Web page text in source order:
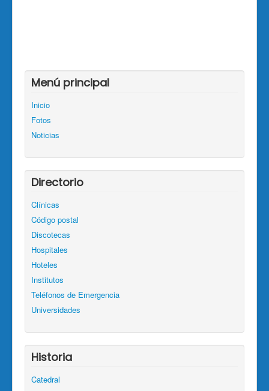
Menú principal
Inicio
Fotos
Noticias
Directorio
Clínicas
Código postal
Discotecas
Hospitales
Hoteles
Institutos
Teléfonos de Emergencia
Universidades
Historia
Catedral